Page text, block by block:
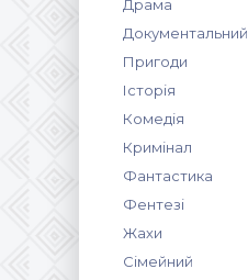
Драма
Документальний
Пригоди
Історія
Комедія
Кримінал
Фантастика
Фентезі
Жахи
Сімейний